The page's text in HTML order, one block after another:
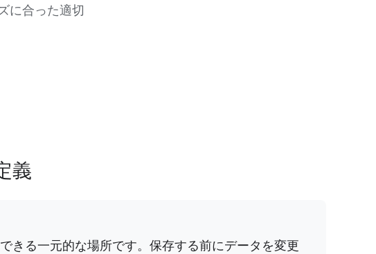
に合った適切
義
きる一元的な場所です。保存する前にデータを変更